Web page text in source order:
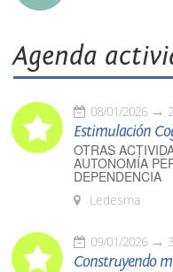
Agenda
08/01/2026
Estimulación
OTRAS
AUTONOMÍA
DEPENDENCIA
Ledesma
09/01/2026
Construyendo